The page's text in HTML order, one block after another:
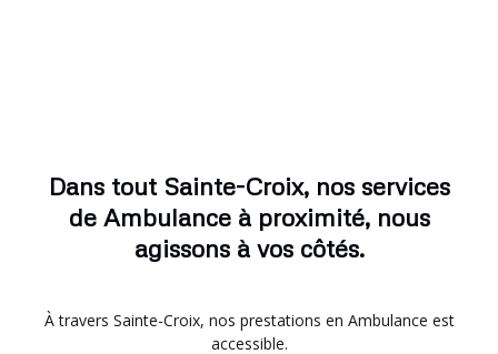
Dans tout Sainte-Croix, nos services
de Ambulance à proximité, nous
agissons à vos côtés.
À travers Sainte-Croix, nos prestations en Ambulance est
accessible.